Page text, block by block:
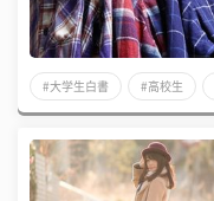
#大学生白書 #高校生